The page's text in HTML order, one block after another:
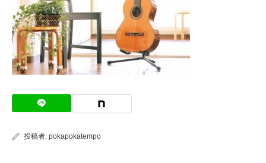
投稿者: pokapokatempo